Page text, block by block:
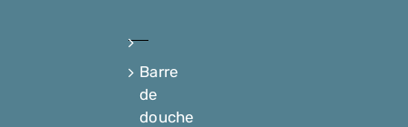
Barre
de
douche